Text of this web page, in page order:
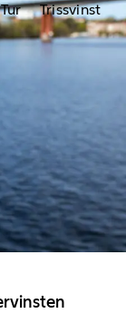
Trissvinst